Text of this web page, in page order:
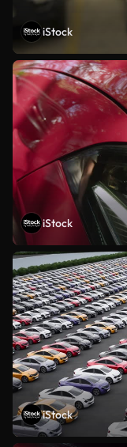
iStock
iStock
iStock